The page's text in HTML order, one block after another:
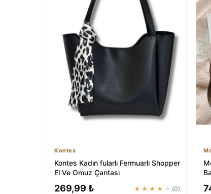
Kontes
Kontes Kadın fularlı Fermuarlı Shopper
El Ve Omuz Çantası
269,99 ₺ ★★★★★ (0)